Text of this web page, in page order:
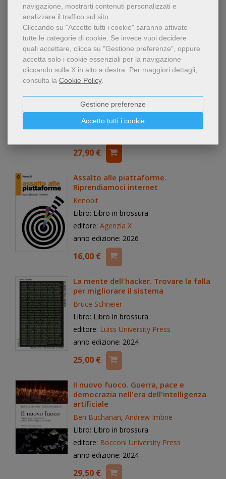
navigazione, mostrarti contenuti personalizzati e
analizzare il traffico sul sito.
Cliccando su "Accetto tutti i cookie" saranno attivate
tutte le categorie di cookie. Se invece vuoi decidere
quali accettare, clicca su "Gestione preferenze", oppure
accetta solo i cookie essenziali per la navigazione
cliccando sulla X in alto a destra. Per maggiori dettagli,
consulta la Cookie Policy.
Accetto tutti i cookie
Gestione preferenze
anno edizione: 2026
26,00 €
Hacking. Attacco e difesa. Come
difendere hardware e software da
tutti gli attacchi online
Bryson Payne
Libro: Libro in brossura
editore:Hoepli
27,90 €
Assalto alle piattaforme.
Riprendiamoci internet
Kenobit
Libro: Libro in brossura
editore: Agenzia X
anno edizione: 2026
16,00 €
La mente dell'hacker. Trovare la falla
per migliorare il sistema
Bruce Schneier
Libro: Libro in brossura
editore: Luiss University Press
anno edizione: 2024
25,00 €
Il nuovo fuoco. Guerra, pace e
democrazia nell'era dell'intelligenza
artificiale
Ben Buchanan, Andrew Imbrie
Libro: Libro in brossura
editore: Bocconi University Press
anno edizione: 2024
29,50 €